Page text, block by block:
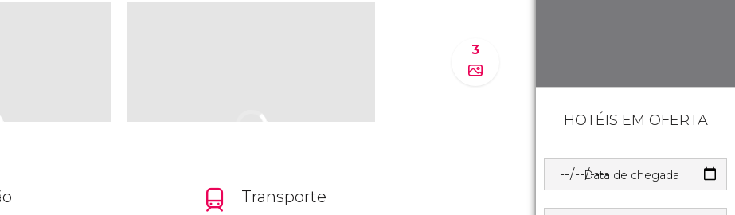
3
Transporte
HOTÉIS EM OFERTA
Data de chegada